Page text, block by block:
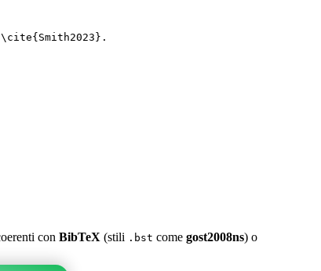
\cite{ Smith2023 }.
con BibTeX (stili .bst come gost2008ns) o